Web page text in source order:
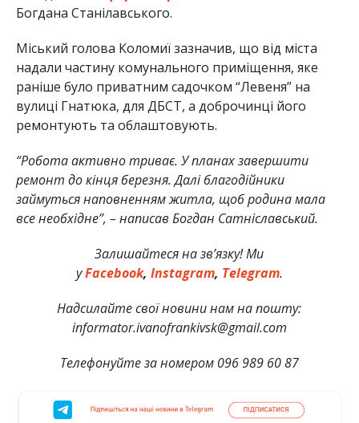
Богдана Станілавського.
Міський голова Коломиї зазначив, що від міста
надали частину комунального приміщення, яке
раніше було приватним садочком “Левеня” на
вулиці Гнатюка, для ДБСТ, а доброчинці його
ремонтують та облаштовують.
“Робота активно триває. У планах завершити
ремонт до кінця березня. Далі благодійники
займуться наповненням житла, щоб родина мала
все необхідне”, – написав Богдан Сатніславський.
Залишайтеся на зв’язку! Ми
уFacebook, Instagram, Telegram.
Надсилайте свої новини нам на пошту:
informator.ivanofrankivsk@gmail.com
Телефонуйте за номером 096 989 60 87